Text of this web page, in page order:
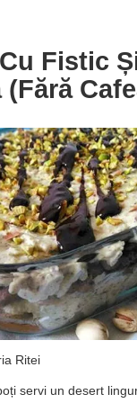
Fistic
(fără
Ritei
servi un desert